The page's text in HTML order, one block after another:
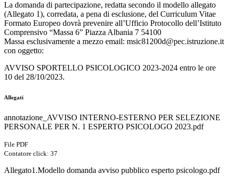
La domanda di partecipazione, redatta secondo il modello allegato
(Allegato 1), corredata, a pena di esclusione, del Curriculum Vitae
Formato Europeo dovrà prevenire all’Ufficio Protocollo dell’Istituto
Comprensivo “Massa 6” Piazza Albania 7 54100
Massa esclusivamente a mezzo email: msic81200d@pec.istruzione.it
con oggetto:
AVVISO SPORTELLO PSICOLOGICO 2023-2024 entro le ore
10 del 28/10/2023.
Allegati
annotazione_AVVISO INTERNO-ESTERNO PER SELEZIONE
PERSONALE PER N. 1 ESPERTO PSICOLOGO 2023.pdf
File PDF
Contatore click: 37
Allegato1.Modello domanda avviso pubblico esperto psicologo.pdf